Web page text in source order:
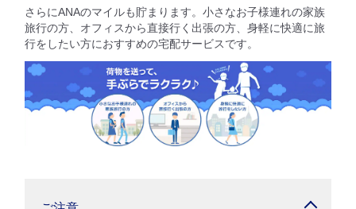
さらにANAのマイルも貯まります。小さなお子様連れの家族
旅行の方、オフィスから直接行く出張の方、身軽に快適に旅
行をしたい方におすすめの宅配サービスです。